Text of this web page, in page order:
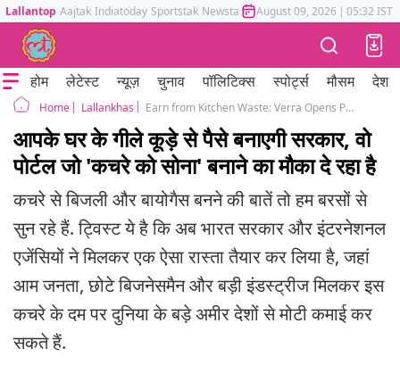
Lallantop Aajtak Indiatoday Sportstak Newstak Mumbai Tak Astrotak
August 09, 2026 | 05:32 IST
होम लेटेस्ट न्यूज़ चुनाव पॉलिटिक्स स्पोर्ट्स मौसम देश
Home Lallankhas Earn from Kitchen Waste: Verra Opens Public Portal for India Waste Management Projects and Global Carbon Credits
आपके घर के गीले कूड़े से पैसे बनाएगी सरकार, वो
पोर्टल जो 'कचरे को सोना' बनाने का मौका दे रहा है
कचरे से बिजली और बायोगैस बनने की बातें तो हम बरसों से
सुन रहे हैं. ट्विस्ट ये है कि अब भारत सरकार और इंटरनेशनल
एजेंसियों ने मिलकर एक ऐसा रास्ता तैयार कर लिया है, जहां
आम जनता, छोटे बिजनेसमैन और बड़ी इंडस्ट्रीज मिलकर इस
कचरे के दम पर दुनिया के बड़े अमीर देशों से मोटी कमाई कर
सकते हैं.